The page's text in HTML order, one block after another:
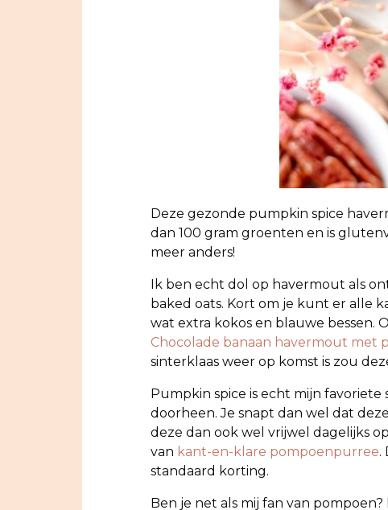
Deze gezonde pumpkin spice
dan 100 gram groenten en is
meer anders!
Ik ben echt dol op havermout als
baked oats. Kort om je kunt er alle
wat extra kokos en blauwe bessen.
Chocolade banaan havermout met
sinterklaas weer op komst is zou
Pumpkin spice is echt mijn
doorheen. Je snapt dan wel dat
deze dan ook wel vrijwel dagelijks
van kant-en-klare pompoenpurree.
standaard korting.
Ben je net als mij fan van